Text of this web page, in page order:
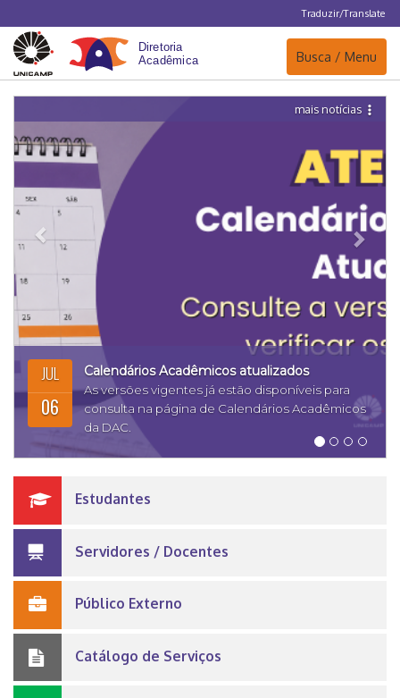
Traduzir/Translate
Navegação
Busca / Menu
mais notícias
JUL
06
Calendários Acadêmicos atualizados
As versões vigentes já estão disponíveis para
consulta na página de Calendários Acadêmicos
da DAC.
Anterior
Estudantes
Servidores / Docentes
Público Externo
Catálogo de Serviços